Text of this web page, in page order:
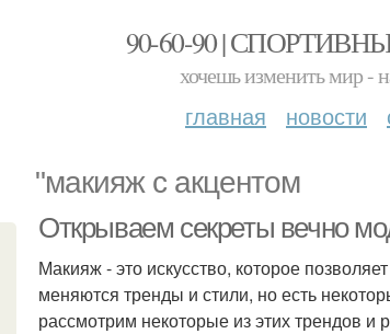
90-60-90 |
хочешь изменить мир -
главная новости
"макияж с акцентом
Открываем секреты вечно
Макияж - это искусство, которое
меняются тренды и стили, но есть
рассмотрим некоторые из этих трендов